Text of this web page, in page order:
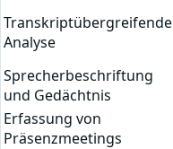
Transkriptübergreifende
Analyse
Sprecherbeschriftung
und Gedächtnis
Erfassung von
Präsenzmeetings